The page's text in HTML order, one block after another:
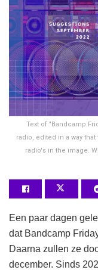
Text of "Bandcamp
radio, edited in a way
radio's in the image.
Een paar dagen
dat Bandcamp
Daarna zullen ze
december. Sinds